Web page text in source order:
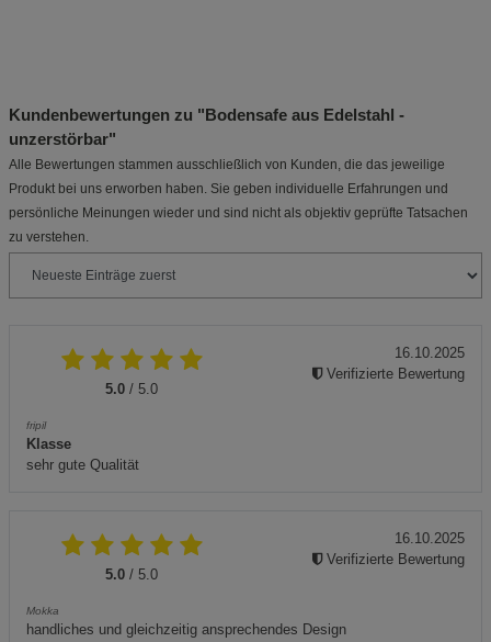
Kundenbewertungen zu "Bodensafe aus Edelstahl -
unzerstörbar"
Alle Bewertungen stammen ausschließlich von Kunden, die das jeweilige
Produkt bei uns erworben haben. Sie geben individuelle Erfahrungen und
persönliche Meinungen wieder und sind nicht als objektiv geprüfte Tatsachen
zu verstehen.
5.0 / 5.0
fripil
Klasse
sehr gute Qualität
16.10.2025
Verifizierte Bewertung
5.0 / 5.0
Mokka
handliches und gleichzeitig ansprechendes Design
16.10.2025
Verifizierte Bewertung